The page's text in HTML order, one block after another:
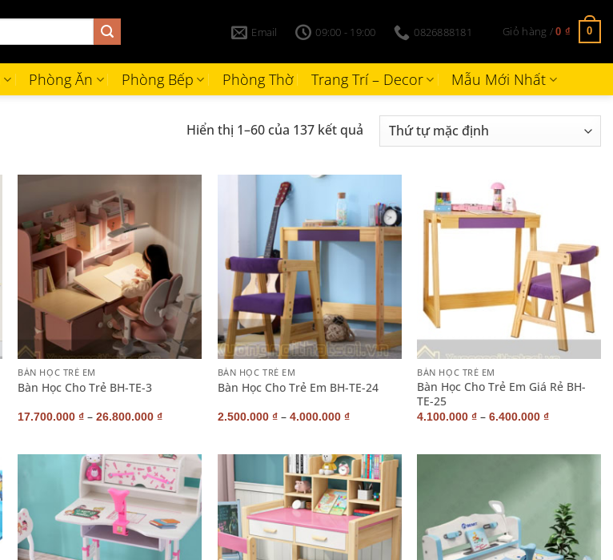
Email 09:00 - 19:00 0826888181 Giỏ hàng /0 ₫ 0
Phòng Ăn Phòng Bếp Phòng Thờ Trang Trí – Decor Mẫu Mới Nhất
Hiển thị 1–60 của 137 kết quả
BÀN HỌC TRẺ EM
Bàn Học Cho Trẻ BH-TE-3
17.700.000₫ –26.800.000₫
+
BÀN HỌC TRẺ EM
Bàn Học Cho Trẻ Em BH-TE-24
2.500.000 ₫– 4.000.000 ₫
BÀN HỌC TRẺ EM
Bàn Học Cho Trẻ Em Giá Rẻ BH-
TE-25
4.100.000₫ –6.400.000₫